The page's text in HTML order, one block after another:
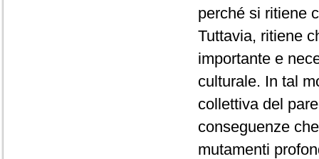
perché si ritiene
Tuttavia, ritiene
importante e
culturale. In tal
collettiva del
conseguenze
mutamenti